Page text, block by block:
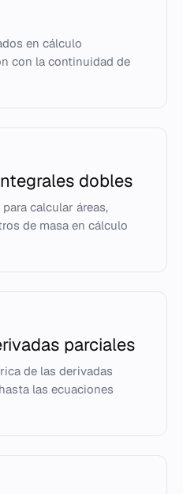
en cálculo
con la continuidad de
dobles
calcular áreas,
de masa en cálculo
parciales
de las derivadas
las ecuaciones